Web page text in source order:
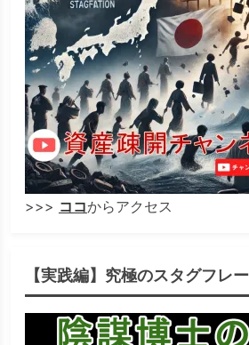
>>> ココからアクセス
【実践編】究極のスタグフレ